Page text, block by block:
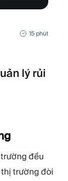
15 phút
lý rủi
đều
trường đòi